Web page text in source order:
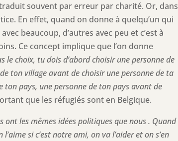
traduit souvent par erreur par charité. Or, dans
En effet, quand on donne à quelqu’un qui
beaucoup, d’autres avec peu et c’est à
Ce concept implique que l’on donne
le choix, tu dois d’abord choisir une personne de
ton village avant de choisir une personne de ta
ton pays, une personne de ton pays avant de
que les réfugiés sont en Belgique.
ont les mêmes idées politiques que nous . Quand
si c’est notre ami, on va l’aider et on s’en